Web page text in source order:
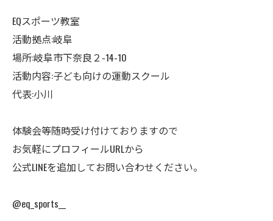
EQスポーツ教室
活動拠点:岐阜
場所:岐阜市下奈良２-14-10
活動内容:子ども向けの運動スクール
代表:小川
体験会等随時受け付けておりますので
お気軽にプロフィールURLから
公式LINEを追加してお問い合わせください。
@eq_sports__